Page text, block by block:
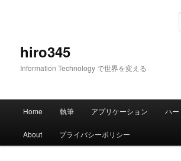
hiro345
Information Technology で世界を変える
メ
Home 執筆 アプリケーション ハー
About プライバシーポリシー